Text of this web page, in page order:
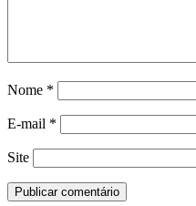
Nome *
E-mail *
Site